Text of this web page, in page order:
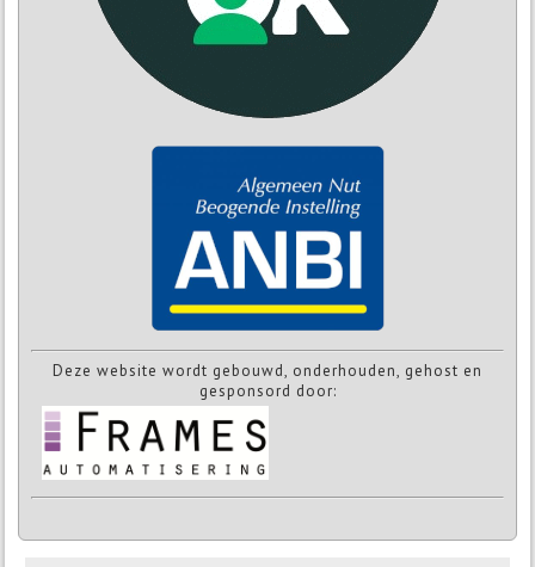
Deze website wordt gebouwd, onderhouden, gehost en
gesponsord door: